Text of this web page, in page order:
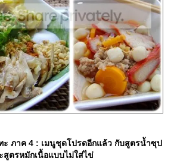
ะ ภาค 4 : เมนูชุดโปรดอีกแล้ว กับสูตรน้ำซุป
ตรหมักเนื้อแบบไม่ใส่ไข่